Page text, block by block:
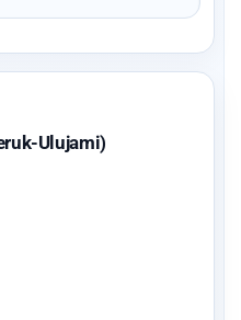
Ulujami)